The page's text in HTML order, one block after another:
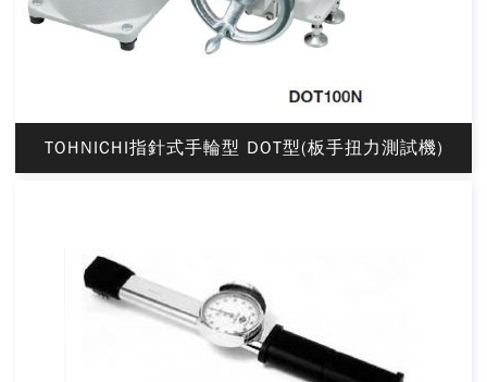
TOHNICHI指針式手輪型 DOT型(板手扭力測試機)